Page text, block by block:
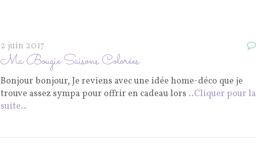
2 juin 2017
Ma Bougie Saisons Colorées
Bonjour bonjour, Je reviens avec une idée home-déco que je
trouve assez sympa pour offrir en cadeau lors ..Cliquer pour la
suite..